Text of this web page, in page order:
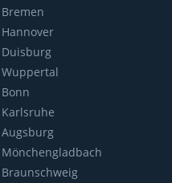
Bremen
Hannover
Duisburg
Wuppertal
Bonn
Karlsruhe
Augsburg
Mönchengladbach
Braunschweig